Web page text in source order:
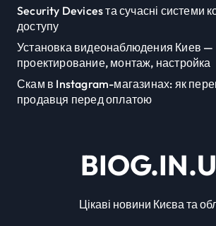
Security Devices та сучасні системи
доступу
Установка видеонаблюдения Киев —
проектирование, монтаж, настройка
Скам в Instagram-магазинах: як
продавця перед оплатою
Цікаві новини Києва та